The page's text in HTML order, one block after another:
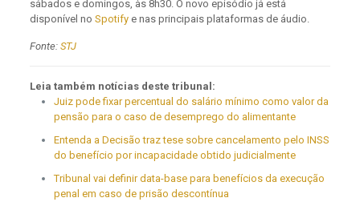
sábados e domingos, às 8h30. O novo episódio já está
disponível no Spotifye nas principais plataformas de áudio.
Fonte: STJ
Leia também notícias deste tribunal:
Juiz pode fixar percentual do salário mínimo como valor da
pensão para o caso de desemprego do alimentante
Entenda a Decisão traz tese sobre cancelamento pelo INSS
do benefício por incapacidade obtido judicialmente
Tribunal vai definir data-base para benefícios da execução
penal em caso de prisão descontínua